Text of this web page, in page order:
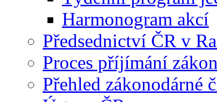
Harmonogram akcí
Předsednictví ČR v
Proces příjímání
Přehled zákonodárné